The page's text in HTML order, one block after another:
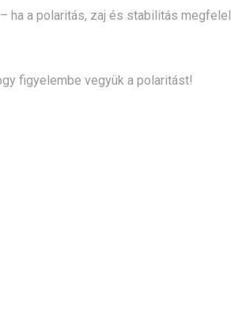
ha a polaritás, zaj és stabilitás megfelel
figyelembe vegyük a polaritást!